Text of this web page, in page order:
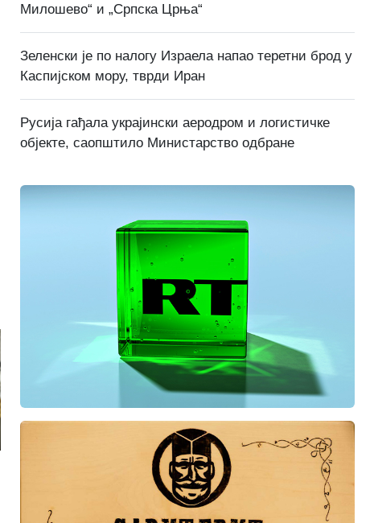
Милошево“ и „Српска Црња“
Зеленски је по налогу Израела напао теретни брод у
Каспијском мору, тврди Иран
Русија гађала украјински аеродром и логистичке
објекте, саопштило Министарство одбране